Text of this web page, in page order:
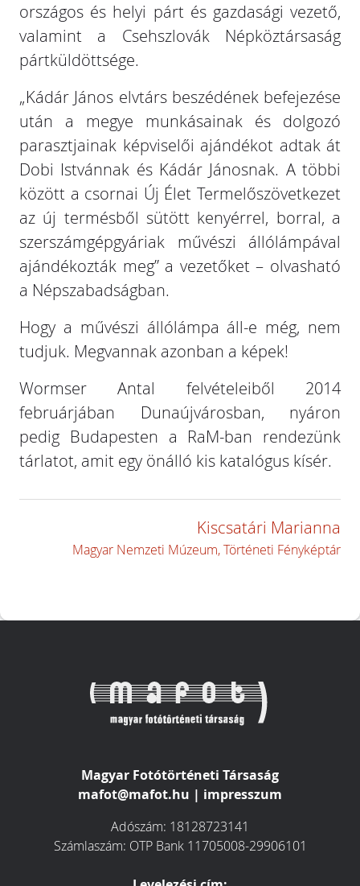
országos és helyi párt és gazdasági vezető,
valamint a Csehszlovák Népköztársaság
pártküldöttsége.
„Kádár János elvtárs beszédének befejezése
után a megye munkásainak és dolgozó
parasztjainak képviselői ajándékot adtak át
Dobi Istvánnak és Kádár Jánosnak. A többi
között a csornai Új Élet Termelőszövetkezet
az új termésből sütött kenyérrel, borral, a
szerszámgépgyáriak művészi állólámpával
ajándékozták meg” a vezetőket – olvasható
a Népszabadságban.
Hogy a művészi állólámpa áll-e még, nem
tudjuk. Megvannak azonban a képek!
Wormser Antal felvételeiből 2014
februárjában Dunaújvárosban, nyáron
pedig Budapesten a RaM-ban rendezünk
tárlatot, amit egy önálló kis katalógus kísér.
Kiscsatári Marianna
Magyar Nemzeti Múzeum, Történeti Fényképtár
Magyar Fotótörténeti Társaság
mafot@mafot.hu | impresszum
Adószám: 18128723141
Számlaszám: OTP Bank 11705008-29906101